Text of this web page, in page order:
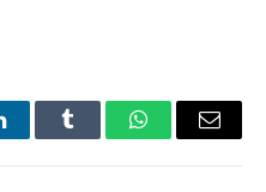
Tumblr WhatsAppEmail